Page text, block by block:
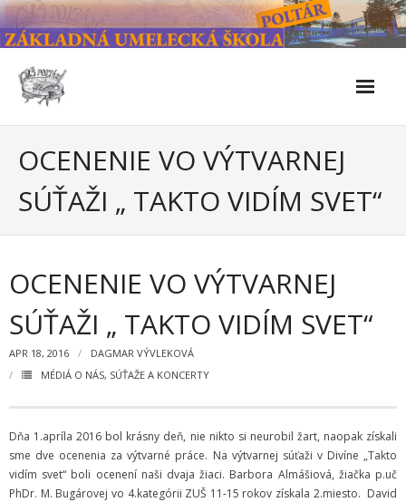
Skip
to
content
- Kontakty
- Súčasnosť
- Naše úspechy od roku 2019 – do 2024
- KULTÚRNO-SPOLOČENSKÉ PODUJATIA 2024/2025
Zamestnanci
- Vedenie školy
- Pedagogickí zamestnanci
OCENENIE VO VÝTVARNEJ
SÚŤAŽI „ TAKTO VIDÍM SVET“
OCENENIE VO VÝTVARNEJ
SÚŤAŽI „ TAKTO VIDÍM SVET“
APR 18, 2016
DAGMAR VÝVLEKOVÁ
MÉDIÁ O NÁS, SÚŤAŽE A KONCERTY
Dňa 1.apríla 2016 bol krásny deň, nie nikto si neurobil žart, naopak získali
sme dve ocenenia za výtvarné práce. Na výtvarnej súťaži v Divíne „Takto
vidím svet“ boli ocenení naši dvaja žiaci. Barbora Almášiová, žiačka p.uč
PhDr. M. Bugárovej vo 4.kategórii ZUŠ 11-15 rokov získala 2.miesto. David